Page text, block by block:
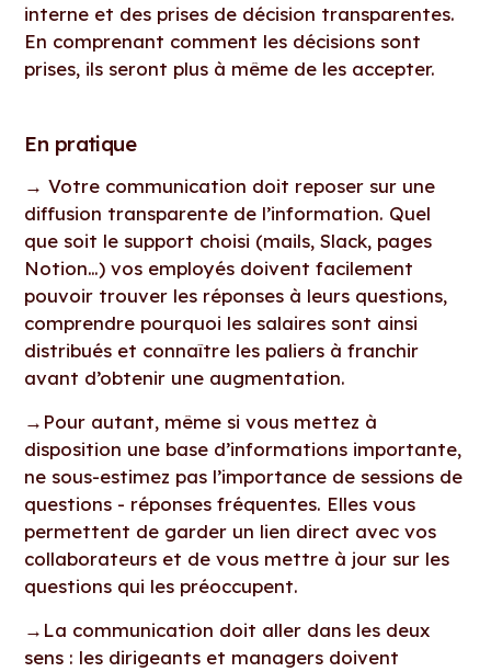
interne et des prises de décision transparentes.
En comprenant comment les décisions sont
prises, ils seront plus à même de les accepter.
En pratique
→Votre communication doit reposer sur une
diffusion transparente de l’information. Quel
que soit le support choisi (mails, Slack, pages
Notion…) vos employés doivent facilement
pouvoir trouver les réponses à leurs questions,
comprendre pourquoi les salaires sont ainsi
distribués et connaître les paliers à franchir
avant d’obtenir une augmentation.
→ Pour autant, même si vous mettez à
disposition une base d’informations importante,
ne sous-estimez pas l’importance de sessions de
questions - réponses fréquentes. Elles vous
permettent de garder un lien direct avec vos
collaborateurs et de vous mettre à jour sur les
questions qui les préoccupent.
→ La communication doit aller dans les deux
sens : les dirigeants et managers doivent